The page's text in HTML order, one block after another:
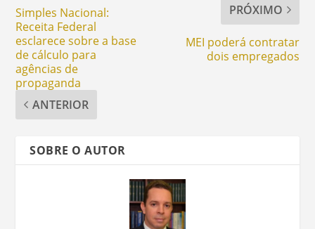
Simples Nacional:
Receita Federal
esclarece sobre a base
de cálculo para
agências de
propaganda
ANTERIOR
PRÓXIMO
MEI poderá contratar
dois empregados
SOBRE O AUTOR